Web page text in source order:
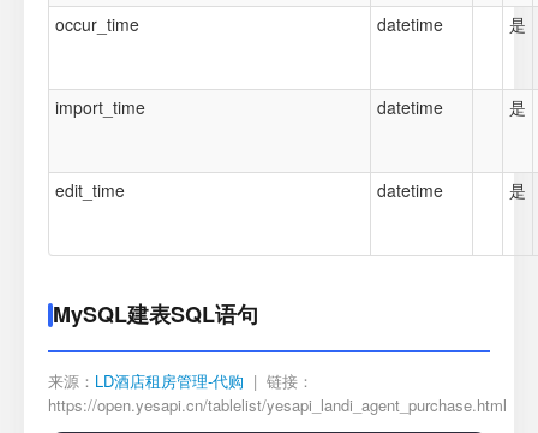
occur_time datetime 是
import_time datetime 是
edit_time datetime 是
MySQL建表SQL语句
来源： LD酒店租房管理-代购 | 链接：
https://open.yesapi.cn/tablelist/yesapi_landi_agent_purchase.html